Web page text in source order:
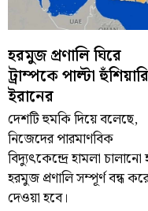
হরমুজ প্রণালি ঘিরে
ট্রাম্পকে পাল্টা হুঁশিয়ারি
ইরানের
দেশটি হুমকি দিয়ে বলেছে,
নিজেদের পারমাণবিক
বিদ্যুৎকেন্দ্রে হামলা
হরমুজ প্রণালি সম্পূর্ণ বন্ধ
দেওয়া হবে।